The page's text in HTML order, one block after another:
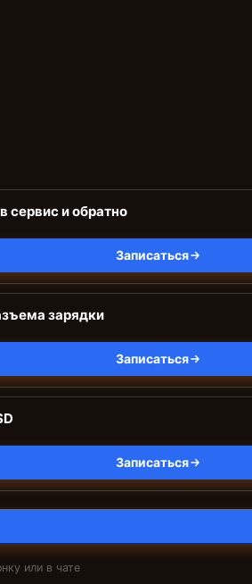
сервис и обратно
Записаться
зарядки
Записаться
Записаться
или в чате